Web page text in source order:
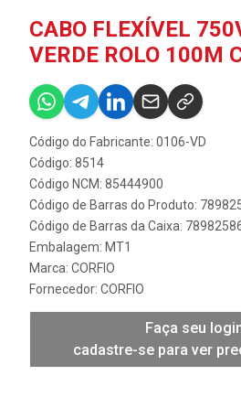
CABO FLEXÍVEL
VERDE ROLO 100M
Código do Fabricante: 0106-VD
Código: 8514
Código NCM: 85444900
Código de Barras do Produto:
Código de Barras da Caixa:
Embalagem: MT1
Marca: CORFIO
Fornecedor: CORFIO
Faça seu
cadastre-se para ver